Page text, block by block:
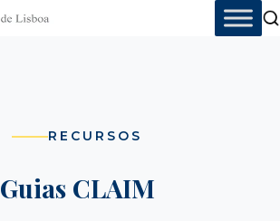
RECURSOS
Guias CLAIM